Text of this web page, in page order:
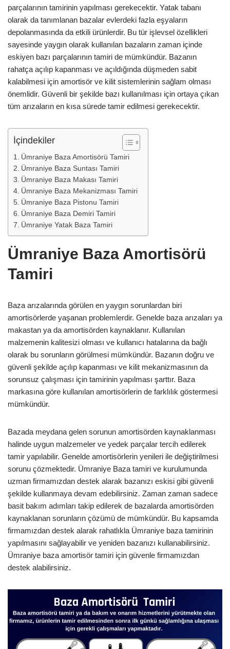
parçalarının tamirinin yapılması gerekecektir. Yatak tabanı
olarak da tanımlanan bazalar evlerdeki fazla eşyaların
depolanmasında da etkili ürünlerdir. Bu tür işlevsel özellikleri
sayesinde yaygın olarak kullanılan bazaların zaman içinde
eskiyen bazı parçalarının tamiri de mümkündür. Bazanın
rahatça açılıp kapanması ve açıldığında düşmeden sabit
kalabilmesi için amortisör ve kilit sistemlerinin sağlam olması
önemlidir. Güvenli bir şekilde bazı kullanılması için ortaya çıkan
tüm arızaların en kısa sürede tamir edilmesi gerekecektir.
İçindekiler
Ümraniye Baza Amortisörü Tamiri
Ümraniye Baza Suntası Tamiri
Ümraniye Baza Makası Tamiri
Ümraniye Baza Mekanizması Tamiri
Ümraniye Baza Pistonu Tamiri
Ümraniye Baza Demiri Tamiri
Ümraniye Yatak Baza Tamiri
Ümraniye Baza Amortisörü
Tamiri
Baza arızalarında görülen en yaygın sorunlardan biri
amortisörlerde yaşanan problemlerdir. Genelde baza arızaları ya
makastan ya da amortisörden kaynaklanır. Kullanılan
malzemenin kalitesizi olması ve kullanıcı hatalarına da bağlı
olarak bu sorunların görülmesi mümkündür. Bazanın doğru ve
güvenli şekilde açılıp kapanması ve kilit mekanizmasının da
sorunsuz çalışması için tamirinin yapılması şarttır. Baza
markasına göre kullanılan amortisörlerin de farklılık göstermesi
mümkündür.
Bazada meydana gelen sorunun amortisörden kaynaklanması
halinde uygun malzemeler ve yedek parçalar tercih edilerek
tamir yapılabilir. Genelde amortisörlerin yenileri ile değiştirilmesi
sorunu çözmektedir. Ümraniye Baza tamiri ve kurulumunda
uzman firmamızdan destek alarak bazanızı eskisi gibi güvenli
şekilde kullanmaya devam edebilirsiniz. Zaman zaman sadece
basit bakım adımları takip edilerek de bazalarda amortisörden
kaynaklanan sorunların çözümü de mümkündür. Bu kapsamda
firmamızdan destek alarak rahatlıkla Ümraniye baza tamirinin
yapılmasını sağlayabilir ve yeniden bazanızı kullanabilirsiniz.
Ümraniye baza amortisör tamiri için güvenle firmamızdan
destek alabilirsiniz.